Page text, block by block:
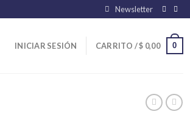
Newsletter
INICIAR SESIÓN CARRITO /$ 0,00 0